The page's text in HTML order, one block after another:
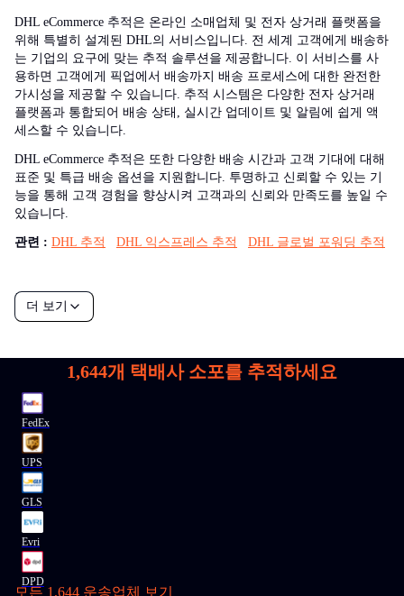
DHL eCommerce 추적은 온라인 소매업체 및 전자 상거래 플랫폼을
위해 특별히 설계된 DHL의 서비스입니다. 전 세계 고객에게 배송하
는 기업의 요구에 맞는 추적 솔루션을 제공합니다. 이 서비스를 사
용하면 고객에게 픽업에서 배송까지 배송 프로세스에 대한 완전한
가시성을 제공할 수 있습니다. 추적 시스템은 다양한 전자 상거래
플랫폼과 통합되어 배송 상태, 실시간 업데이트 및 알림에 쉽게 액
세스할 수 있습니다.
DHL eCommerce 추적은 또한 다양한 배송 시간과 고객 기대에 대해
표준 및 특급 배송 옵션을 지원합니다. 투명하고 신뢰할 수 있는 기
능을 통해 고객 경험을 향상시켜 고객과의 신뢰와 만족도를 높일 수
있습니다.
관련 : DHL 추적 DHL 익스프레스 추적 DHL 글로벌 포워딩 추적
더 보기
1,644개 택배사 소포를 추적하세요
FedEx
UPS
GLS
Evri
DPD
모든 1,644 운송업체 보기